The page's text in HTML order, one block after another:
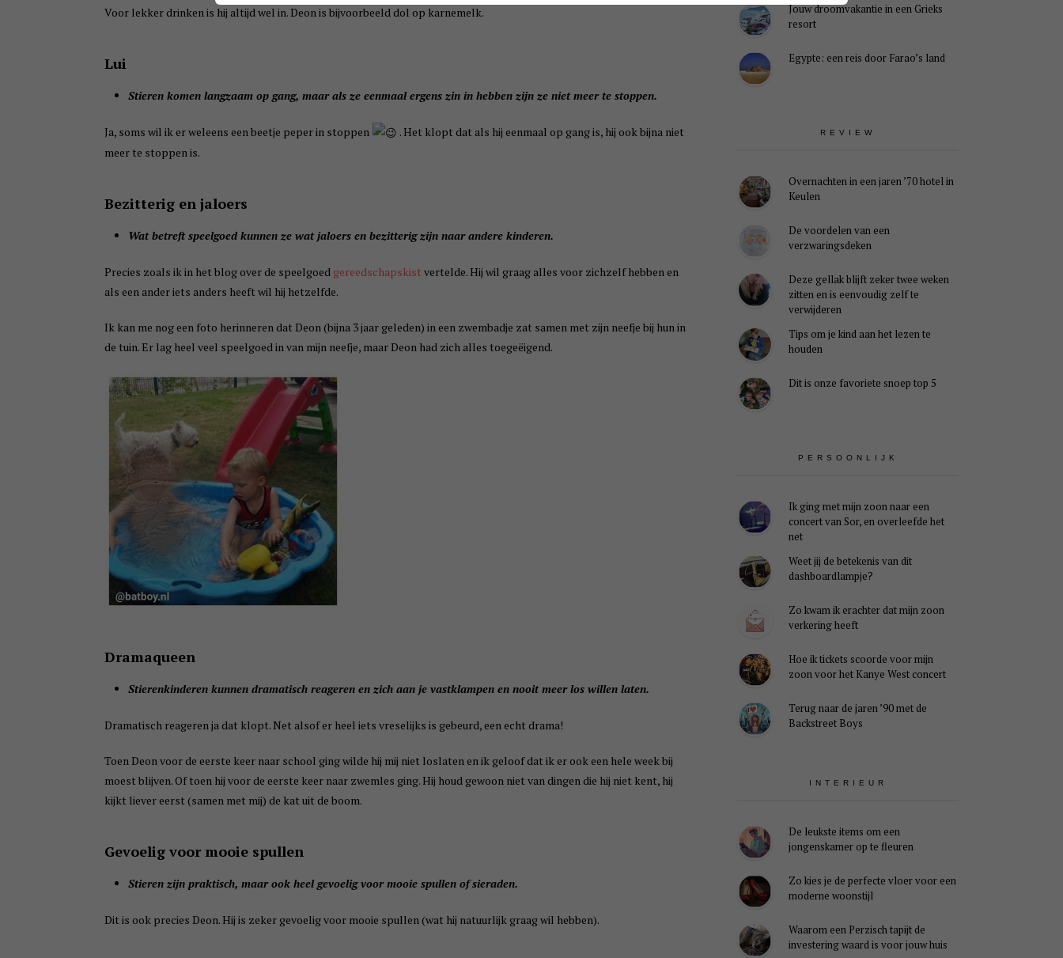
Voor lekker drinken is hij altijd wel in. Deon is bijvoorbeeld dol op karnemelk.
Lui
Stieren komen langzaam op gang, maar als ze eenmaal ergens zin in hebben zijn ze niet meer te stoppen.
Ja, soms wil ik er weleens een beetje peper in stoppen
. Het klopt dat als hij eenmaal op gang is, hij ook bijna niet
meer te stoppen is.
Bezitterig en jaloers
Wat betreft speelgoed kunnen ze wat jaloers en bezitterig zijn naar andere kinderen.
Precies zoals ik in het blog over de speelgoed gereedschapskist vertelde. Hij wil graag alles voor zichzelf hebben en
als een ander iets anders heeft wil hij hetzelfde.
Ik kan me nog een foto herinneren dat Deon (bijna 3 jaar geleden) in een zwembadje zat samen met zijn neefje bij hun in
de tuin. Er lag heel veel speelgoed in van mijn neefje, maar Deon had zich alles toegeëigend.
Dramaqueen
Stierenkinderen kunnen dramatisch reageren en zich aan je vastklampen en nooit meer los willen laten.
Dramatisch reageren ja dat klopt. Net alsof er heel iets vreselijks is gebeurd, een echt drama!
Toen Deon voor de eerste keer naar school ging wilde hij mij niet loslaten en ik geloof dat ik er ook een hele week bij
moest blijven. Of toen hij voor de eerste keer naar zwemles ging. Hij houd gewoon niet van dingen die hij niet kent, hij
kijkt liever eerst (samen met mij) de kat uit de boom.
Gevoelig voor mooie spullen
Stieren zijn praktisch, maar ook heel gevoelig voor mooie spullen of sieraden.
Dit is ook precies Deon. Hij is zeker gevoelig voor mooie spullen (wat hij natuurlijk graag wil hebben).
Jouw droomvakantie in een Grieks
resort
Egypte: een reis door Farao’s land
REVIEW
Overnachten in een jaren ’70 hotel in
Keulen
De voordelen van een
verzwaringsdeken
Deze gellak blijft zeker twee weken
zitten en is eenvoudig zelf te
verwijderen
Tips om je kind aan het lezen te
houden
Dit is onze favoriete snoep top 5
PERSOONLIJK
Ik ging met mijn zoon naar een
concert van Sor, en overleefde het
net
Weet jij de betekenis van dit
dashboardlampje?
Zo kwam ik erachter dat mijn zoon
verkering heeft
Hoe ik tickets scoorde voor mijn
zoon voor het Kanye West concert
Terug naar de jaren ’90 met de
Backstreet Boys
INTERIEUR
De leukste items om een
jongenskamer op te fleuren
Zo kies je de perfecte vloer voor een
moderne woonstijl
Waarom een Perzisch tapijt de
investering waard is voor jouw huis